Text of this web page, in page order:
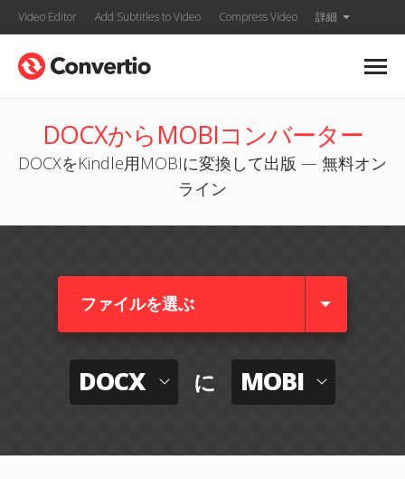
Video Editor Add Subtitles to Video Compress Video 詳細
DOCXからMOBIコンバーター
DOCXをKindle用MOBIに変換して出版 — 無料オン
ライン
ファイルを選ぶ
DOCX に MOBI